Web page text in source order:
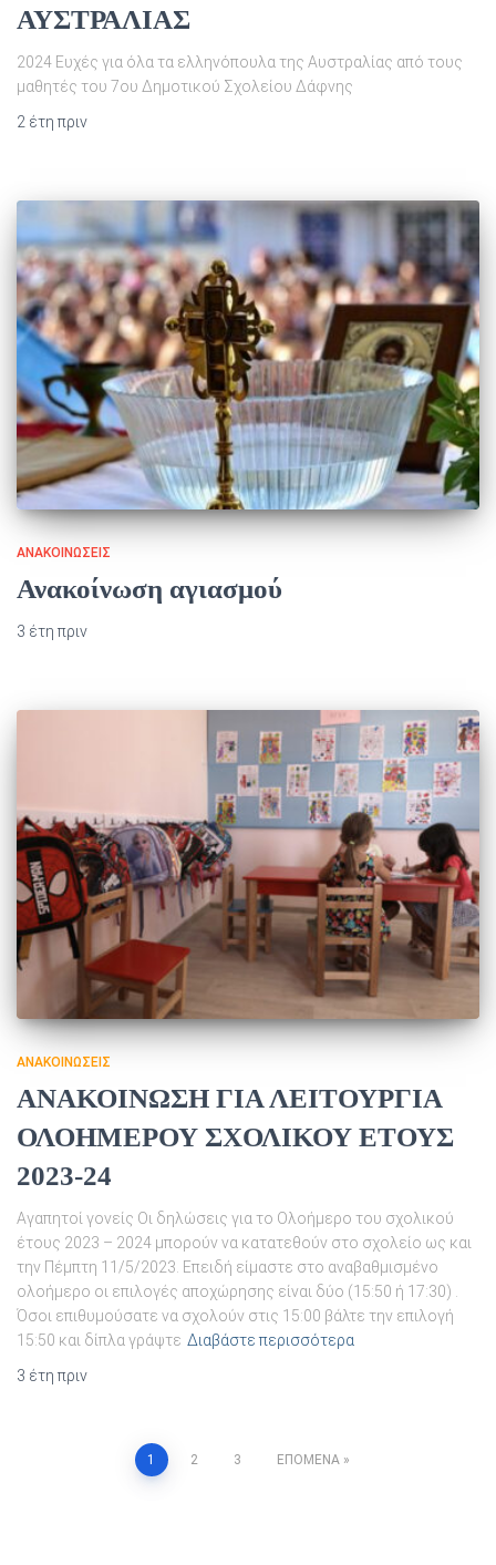
ΑΥΣΤΡΑΛΙΑΣ
2024 Ευχές για όλα τα ελληνόπουλα της Αυστραλίας από τους
μαθητές του 7ου Δημοτικού Σχολείου Δάφνης
2 έτη πριν
ΑΝΑΚΟΙΝΏΣΕΙΣ
Ανακοίνωση αγιασμού
3 έτη πριν
ΑΝΑΚΟΙΝΏΣΕΙΣ
ΑΝΑΚΟΙΝΩΣΗ ΓΙΑ ΛΕΙΤΟΥΡΓΙΑ
ΟΛΟΗΜΕΡΟΥ ΣΧΟΛΙΚΟΥ ΕΤΟΥΣ
2023-24
Αγαπητοί γονείς Οι δηλώσεις για το Ολοήμερο του σχολικού
έτους 2023 – 2024 μπορούν να κατατεθούν στο σχολείο ως και
την Πέμπτη 11/5/2023. Επειδή είμαστε στο αναβαθμισμένο
ολοήμερο οι επιλογές αποχώρησης είναι δύο (15:50 ή 17:30) .
Όσοι επιθυμούσατε να σχολούν στις 15:00 βάλτε την επιλογή
15:50 και δίπλα γράψτε Διαβάστε περισσότερα
3 έτη πριν
Σελιδοποίηση
1 2 3 ΕΠΌΜΕΝΑ